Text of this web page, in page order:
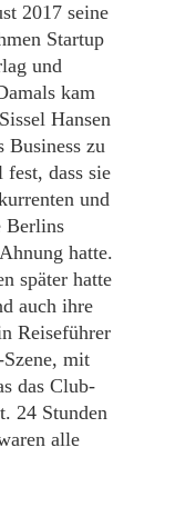
2017 seine
Startup
und
kam
Hansen
Business zu
fest, dass sie
und
Berlins
hatte.
später hatte
auch ihre
Reiseführer
mit
das Club-
24 Stunden
alle